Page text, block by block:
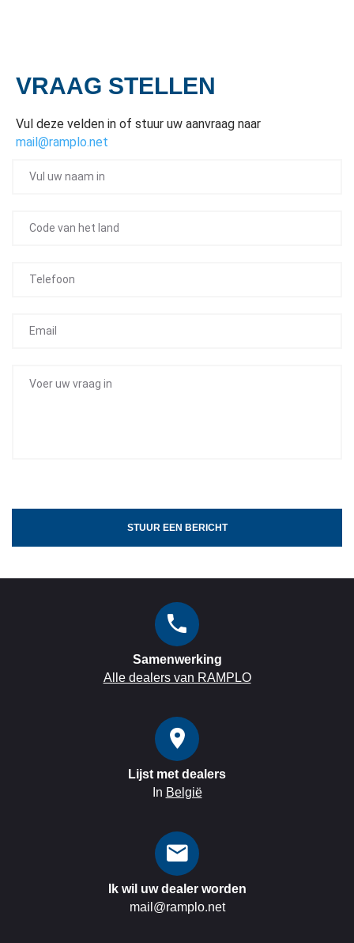
VRAAG STELLEN
Vul deze velden in of stuur uw aanvraag naar
mail@ramplo.net
STUUR EEN BERICHT
Samenwerking
Alle dealers van RAMPLO
Lijst met dealers
In België
Ik wil uw dealer worden
mail@ramplo.net